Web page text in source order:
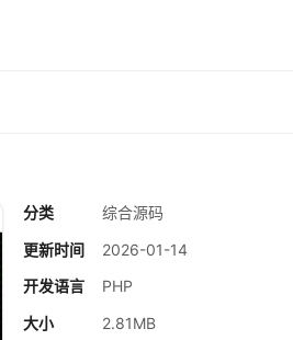
分类
综合源码
更新时间
2026-01-14
开发语言
PHP
大小
2.81MB